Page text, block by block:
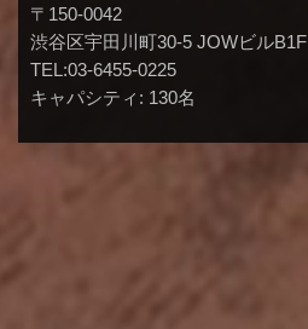
〒150-0042
渋谷区宇田川町30-5 JOWビルB1F
TEL:03-6455-0225
キャパシティ: 130名